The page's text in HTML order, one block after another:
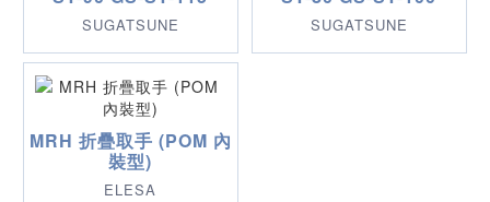
SUGATSUNE SUGATSUNE
MRH 折疊取手 (POM 內
裝型)
ELESA